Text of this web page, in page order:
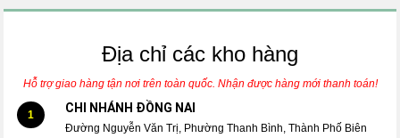
Địa chỉ các kho hàng
Hỗ trợ giao hàng tận nơi trên toàn quốc. Nhận được hàng mới thanh toán!
1 CHI NHÁNH ĐỒNG NAI
Đường Nguyễn Văn Trị, Phường Thanh Bình, Thành Phố Biên